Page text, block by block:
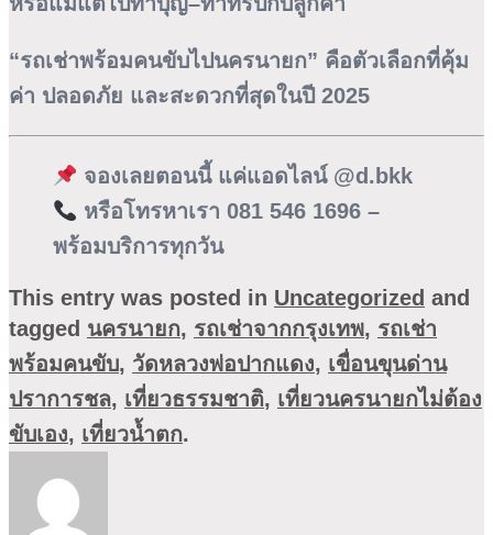
“รถเช่าพร้อมคนขับไปนครนายก” คือตัวเลือกที่คุ้ม
ค่า ปลอดภัย และสะดวกที่สุดในปี 2025
จองเลยตอนนี้ แค่แอดไลน์ @d.bkk
หรือโทรหาเรา 081 546 1696 –
พร้อมบริการทุกวัน
This entry was posted in Uncategorized and
tagged นครนายก, รถเช่าจากกรุงเทพ, รถเช่า
พร้อมคนขับ, วัดหลวงพ่อปากแดง, เขื่อนขุนด่าน
ปราการชล, เที่ยวธรรมชาติ, เที่ยวนครนายกไม่ต้อง
ขับเอง, เที่ยวน้ำตก.